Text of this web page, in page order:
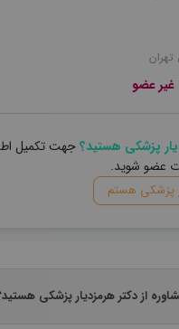
تهران
غیر عضو
پزشکی هستید؟جهت تکمیل
عضو شوید.
پزشکی هستم
از دکتر هرمزدیار پزشکی